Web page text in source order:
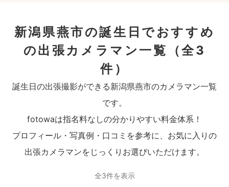
新潟県燕市の誕生日でおすすめ
の出張カメラマン一覧
（全3
件）
誕生日の出張撮影ができる新潟県燕市のカメラマン一覧
です。
fotowaは指名料なしの分かりやすい料金体系！
プロフィール・写真例・口コミを参考に、お気に入りの
出張カメラマンをじっくりお選びいただけます。
全3件を表示